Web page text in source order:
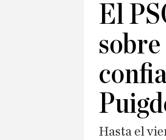
El
Hasta el